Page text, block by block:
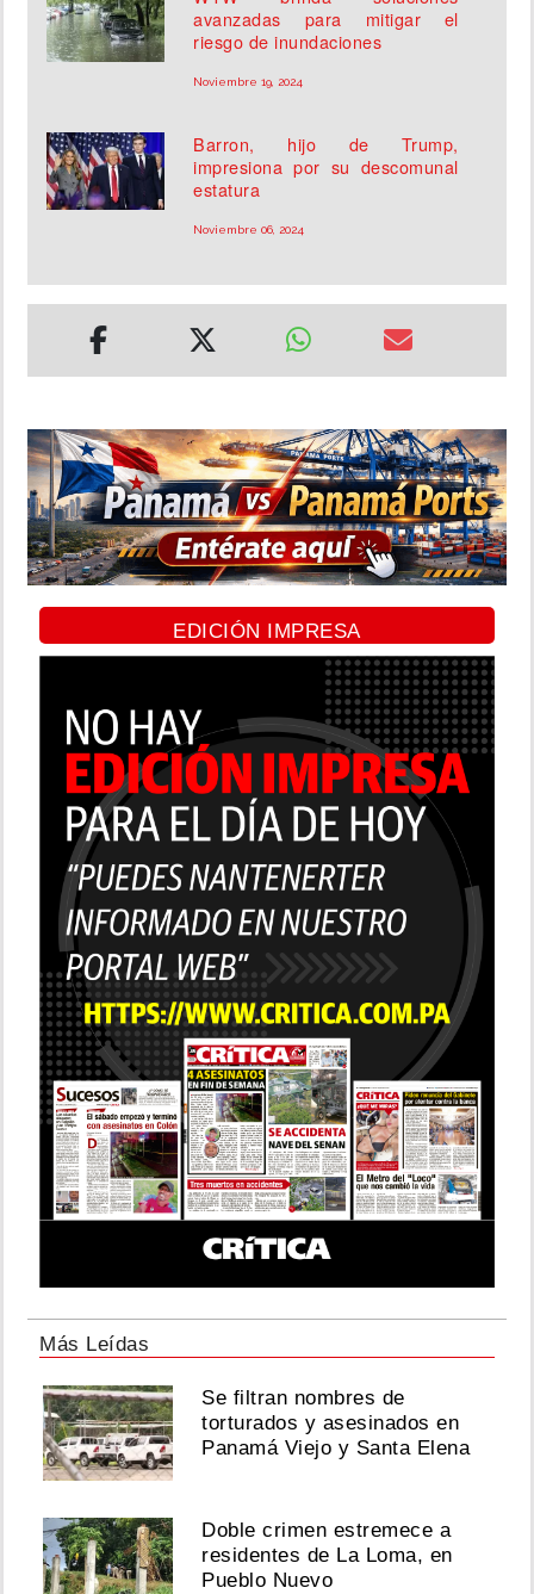
avanzadas para mitigar el
riesgo de inundaciones
Noviembre 19, 2024
Barron, hijo de Trump,
impresiona por su descomunal
estatura
Noviembre 06, 2024
EDICIÓN IMPRESA
Más Leídas
Se filtran nombres de
torturados y asesinados en
Panamá Viejo y Santa Elena
Doble crimen estremece a
residentes de La Loma, en
Pueblo Nuevo